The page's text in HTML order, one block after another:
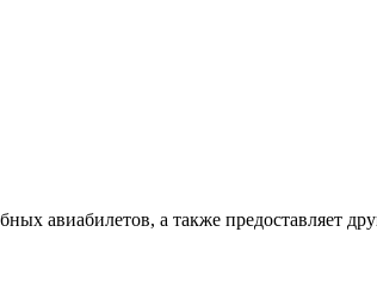
авиабилетов, а также предоставляет